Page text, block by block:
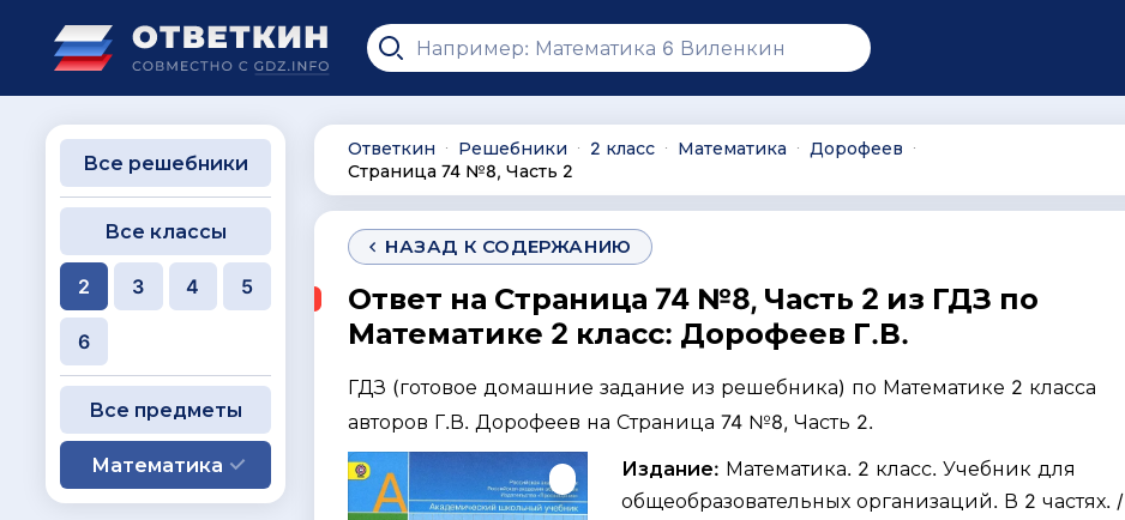
Ответкин ∙ Решебники ∙ 2 класс ∙ Математика ∙ Дорофеев ∙
Страница 74 №8, Часть 2
НАЗАД К СОДЕРЖАНИЮ
Ответ на Страница 74 №8, Часть 2 из ГДЗ по
Математике 2 класс: Дорофеев Г.В.
ГДЗ (готовое домашние задание из решебника) по Математике 2 класса
авторов Г.В. Дорофеев на Страница 74 №8, Часть 2.
Издание: Математика. 2 класс. Учебник для
общеобразовательных организаций. В 2 частях. /
Все решебники
Все классы
2 3 4 5
6
Все предметы
Математика